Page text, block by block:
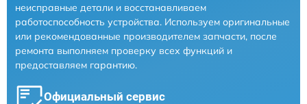
неисправные детали и восстанавливаем
работоспособность устройства. Используем оригинальные
или рекомендованные производителем запчасти, после
ремонта выполняем проверку всех функций и
предоставляем гарантию.
Официальный сервис